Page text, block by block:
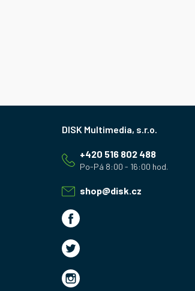
shop@disk.cz
+420 516 802 488